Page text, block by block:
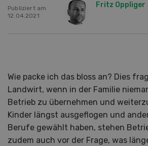
Publiziert am
12.04.2021
Fritz Oppliger
Wie packe ich das bloss an? Dies
Landwirt, wenn in der Familie
Betrieb zu übernehmen und
Kinder längst ausgeflogen und
Berufe gewählt haben, stehen
zudem auch vor der Frage, was